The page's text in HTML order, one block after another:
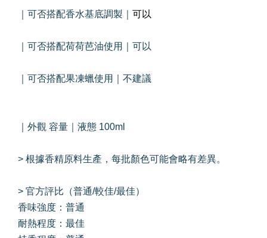
｜可否搭配香水基底調製｜ 可以
｜可否搭配荷荷芭油使用｜可以
｜可否搭配果凍蠟使用｜不建議
｜外觀 容量｜液態 100ml
> 根據香精原料生產，每批顏色可能會略有差異。
> 官方評比（普通/較佳/最佳）
香味強度：普通
耐熱程度：最佳